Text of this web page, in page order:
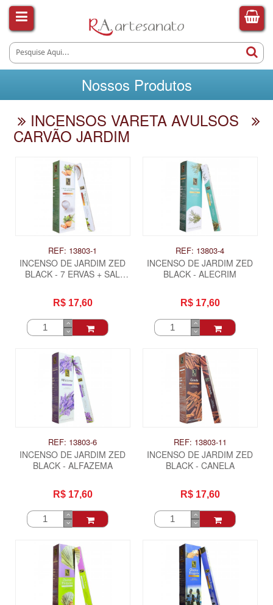
Nossos Produtos
INCENSOS VARETA AVULSOS
CARVÃO JARDIM
REF: 13803-1
INCENSO DE JARDIM ZED
BLACK - 7 ERVAS + SAL
R$ 17,60
REF: 13803-4
INCENSO DE JARDIM ZED
BLACK - ALECRIM
R$ 17,60
REF: 13803-6
INCENSO DE JARDIM ZED
BLACK - ALFAZEMA
R$ 17,60
REF: 13803-11
INCENSO DE JARDIM ZED
BLACK - CANELA
R$ 17,60